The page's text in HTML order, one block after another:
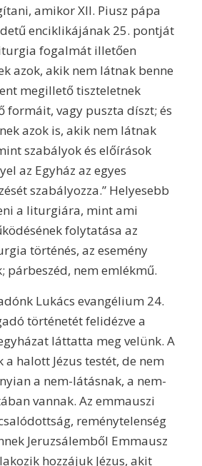
amikor XII. Piusz pápa
enciklikájának 25. pontját
fogalmát illetően
azok, akik nem látnak benne
megillető tiszteletnek
formáit, vagy puszta díszt; és
azok is, akik nem látnak
szabályok és előírások
az Egyház az egyes
szabályozza.” Helyesebb
a liturgiára, mint ami
folytatása az
történés, az esemény
párbeszéd, nem emlékmű.
Lukács evangélium 24.
történetét felidézve a
láttatta meg velünk. A
a halott Jézus testét, de nem
a nem-látásnak, a nem-
vannak. Az emmauszi
reménytelenség
Jeruzsálemből Emmausz
hozzájuk Jézus, akit